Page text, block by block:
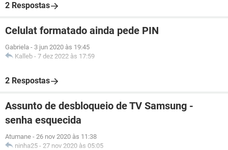
2 Respostas
Celulat formatado ainda pede PIN
Gabriela - 3 jun 2020 às 19:45
Kalleb - 7 dez 2022 às 17:59
2 Respostas
Assunto de desbloqueio de TV Samsung -
senha esquecida
Atumane - 26 nov 2020 às 11:38
ninha25 - 27 nov 2020 às 05:05